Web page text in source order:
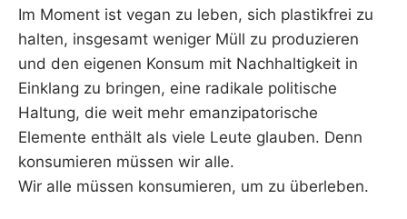
Im Moment ist vegan zu leben, sich plastikfrei zu
halten, insgesamt weniger Müll zu produzieren
und den eigenen Konsum mit Nachhaltigkeit in
Einklang zu bringen, eine radikale politische
Haltung, die weit mehr emanzipatorische
Elemente enthält als viele Leute glauben. Denn
konsumieren müssen wir alle.
Wir alle müssen konsumieren, um zu überleben.